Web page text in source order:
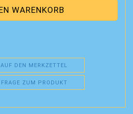
AUF DEN MERKZETTEL
FRAGE ZUM PRODUKT